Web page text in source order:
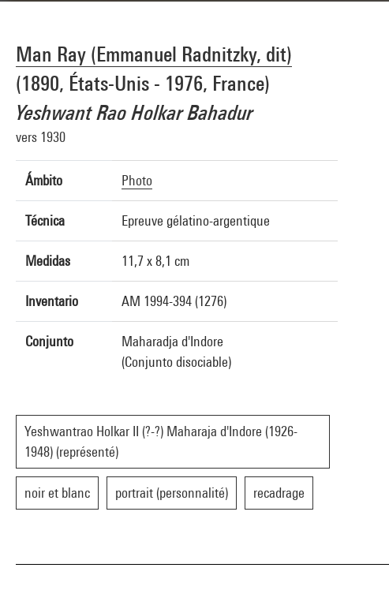
Man Ray (Emmanuel Radnitzky, dit)
(1890, États-Unis - 1976, France)
Yeshwant Rao Holkar Bahadur
vers 1930
Ámbito Photo
Técnica Epreuve gélatino-argentique
Medidas 11,7 x 8,1 cm
Inventario AM 1994-394 (1276)
Conjunto
Maharadja d'Indore
(Conjunto disociable)
Yeshwantrao Holkar II (?-?) Maharaja d'Indore (1926-
1948) (représenté)
noir et blanc portrait (personnalité) recadrage